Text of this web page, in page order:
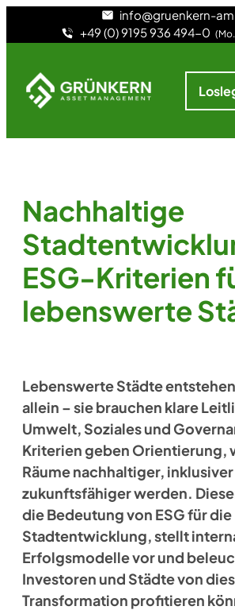
info@gruenkern-
+49 (0) 9195 936 494-0
Nachhaltige
ESG-Kriterien
lebenswerte
Lebenswerte Städte
allein – sie brauchen klare
Umwelt, Soziales und
Kriterien geben Orientierung,
Räume nachhaltiger,
zukunftsfähiger werden.
die Bedeutung von ESG für die
Stadtentwicklung, stellt
Erfolgsmodelle vor und
Investoren und Städte von
Transformation profitieren